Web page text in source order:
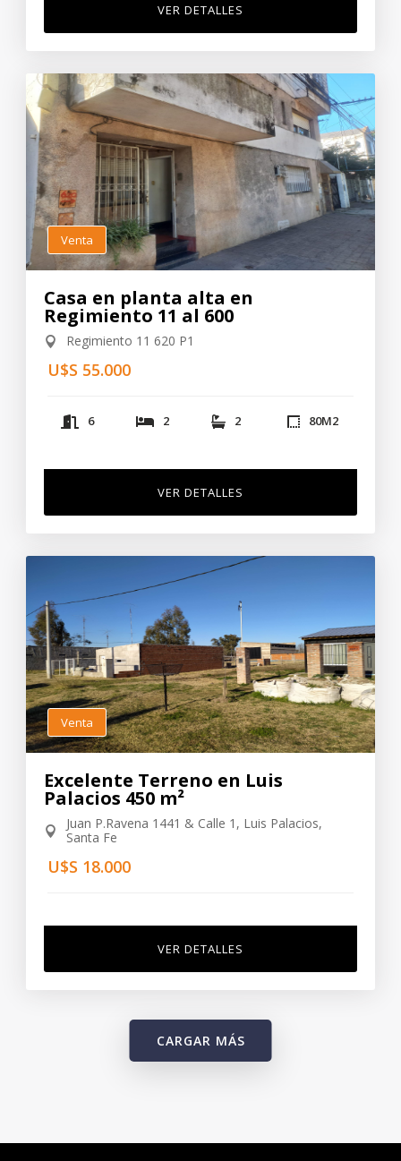
VER DETALLES
Venta
Casa en planta alta en
Regimiento 11 al 600
Regimiento 11 620 P1
U$S 55.000
6 2 2 80M2
VER DETALLES
Venta
Excelente Terreno en Luis
Palacios 450 m²
Juan P.Ravena 1441 & Calle 1, Luis Palacios,
Santa Fe
U$S 18.000
VER DETALLES
CARGAR MÁS